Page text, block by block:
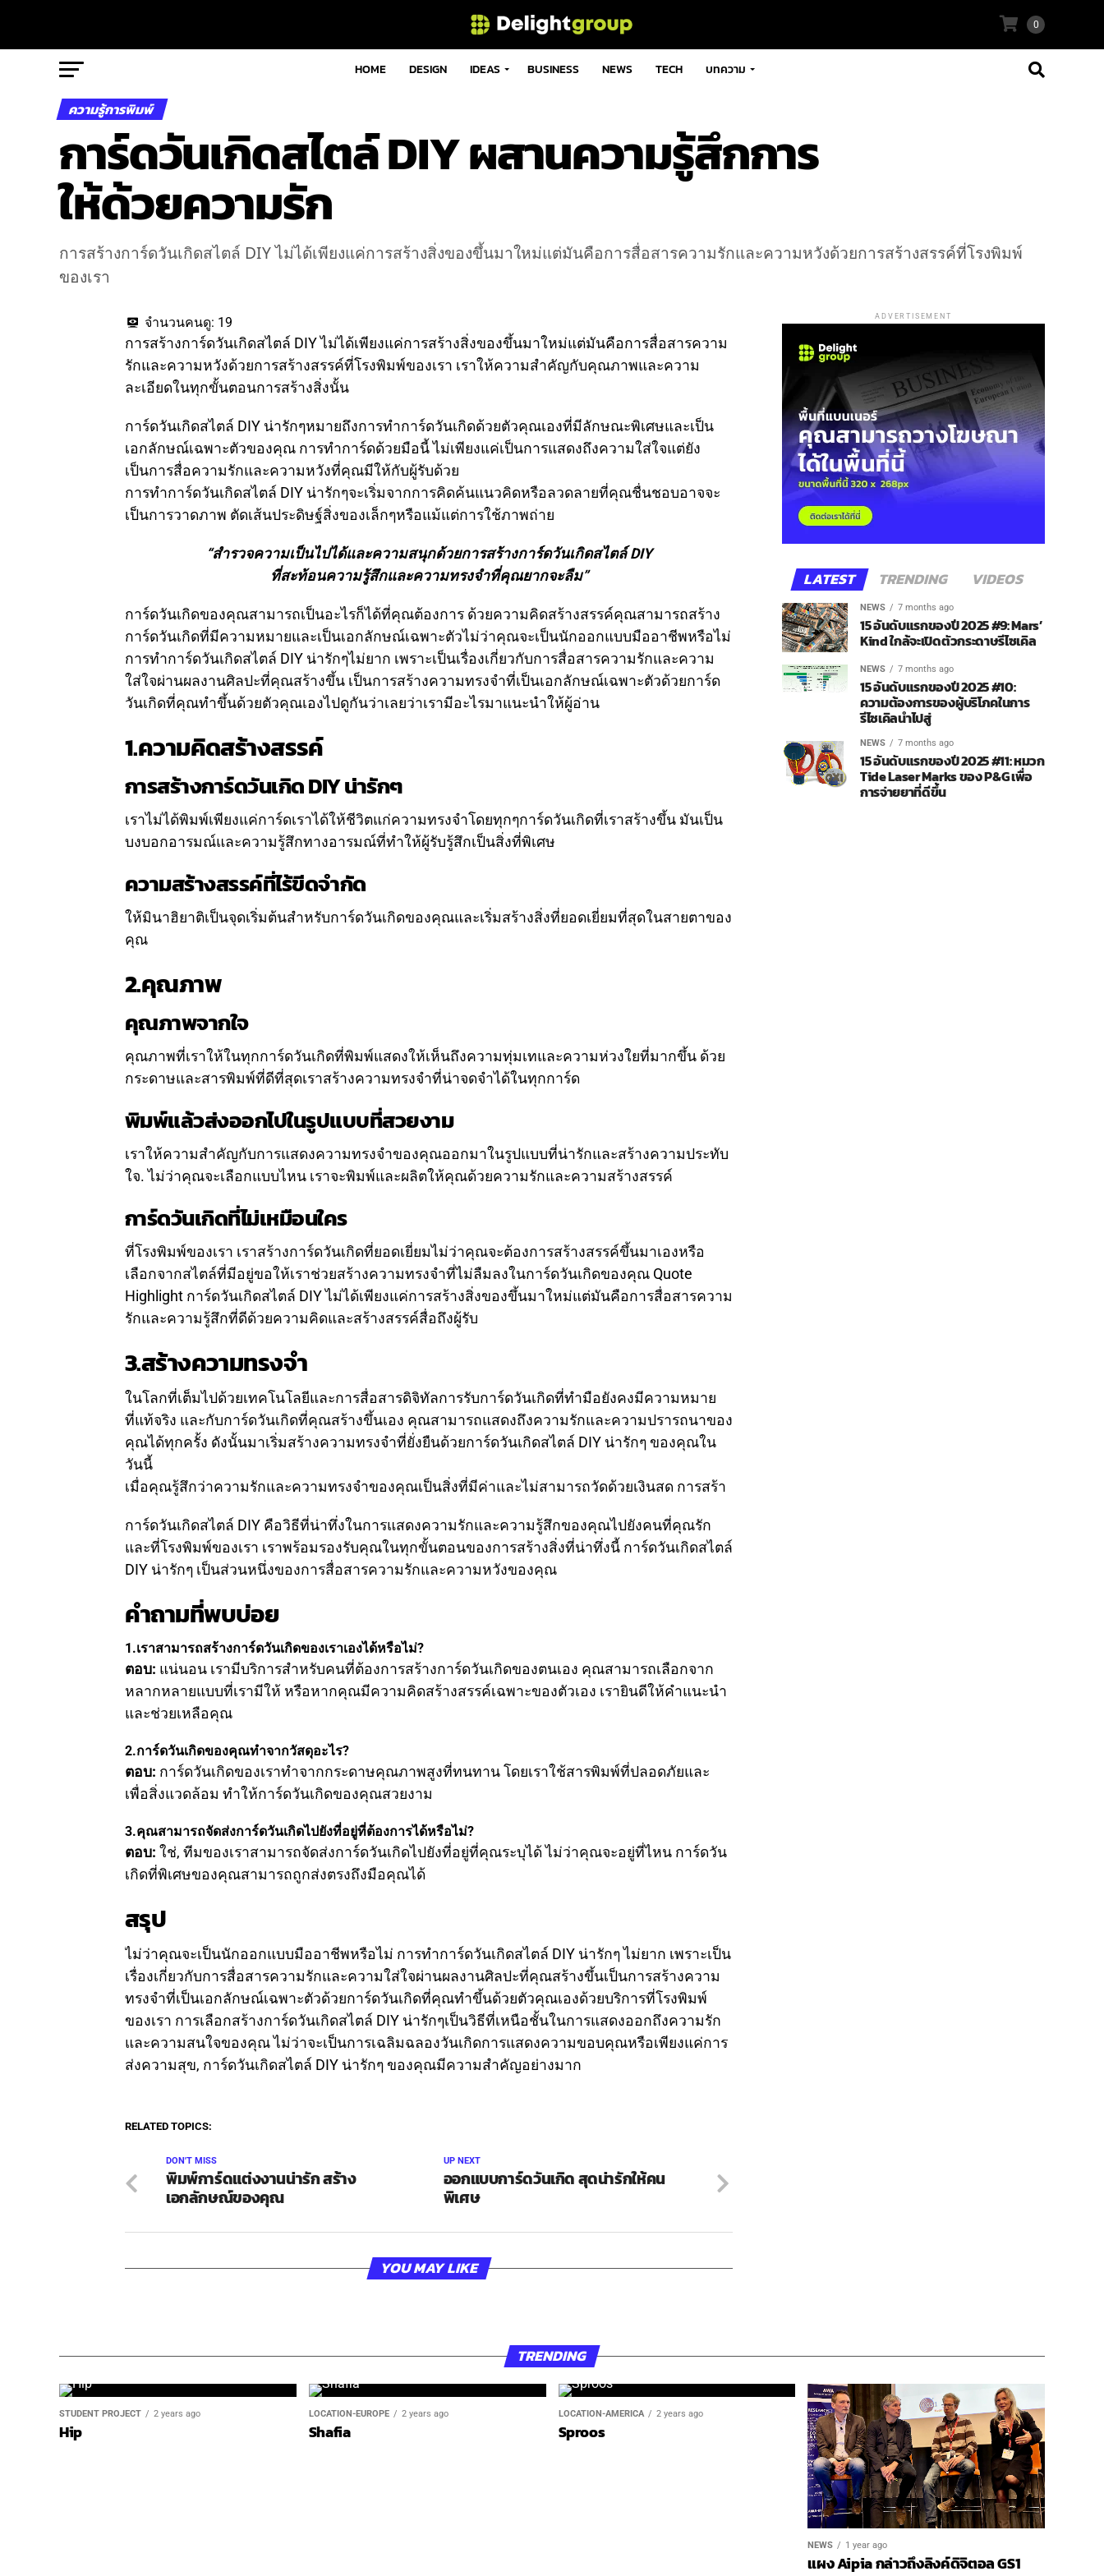
0
HOME DESIGN IDEAS BUSINESS NEWS TECH บทความ
ความรู้การพิมพ์
การ์ดวันเกิดสไตล์ DIY ผสานความรู้สึกการ
ให้ด้วยความรัก
การสร้างการ์ดวันเกิดสไตล์ DIY ไม่ได้เพียงแค่การสร้างสิ่งของขึ้นมาใหม่แต่มันคือการสื่อสารความรักและความหวังด้วยการสร้างสรรค์ที่โรงพิมพ์
ของเรา
จำนวนคนดู: 19
การสร้างการ์ดวันเกิดสไตล์ DIY ไม่ได้เพียงแค่การสร้างสิ่งของขึ้นมาใหม่แต่มันคือการสื่อสารความ
รักและความหวังด้วยการสร้างสรรค์ที่โรงพิมพ์ของเรา เราให้ความสำคัญกับคุณภาพและความ
ละเอียดในทุกขั้นตอนการสร้างสิ่งนั้น
การ์ดวันเกิดสไตล์ DIY น่ารักๆหมายถึงการทำการ์ดวันเกิดด้วยตัวคุณเองที่มีลักษณะพิเศษและเป็น
เอกลักษณ์เฉพาะตัวของคุณ การทำการ์ดด้วยมือนี้ ไม่เพียงแค่เป็นการแสดงถึงความใส่ใจแต่ยัง
เป็นการสื่อความรักและความหวังที่คุณมีให้กับผู้รับด้วย
การทำการ์ดวันเกิดสไตล์ DIY น่ารักๆจะเริ่มจากการคิดค้นแนวคิดหรือลวดลายที่คุณชื่นชอบอาจจะ
เป็นการวาดภาพ ตัดเส้นประดิษฐ์สิ่งของเล็กๆหรือแม้แต่การใช้ภาพถ่าย
“สำรวจความเป็นไปได้และความสนุกด้วยการสร้างการ์ดวันเกิดสไตล์ DIY
ที่สะท้อนความรู้สึกและความทรงจำที่คุณยากจะลืม”
การ์ดวันเกิดของคุณสามารถเป็นอะไรก็ได้ที่คุณต้องการ ด้วยความคิดสร้างสรรค์คุณสามารถสร้าง
การ์ดวันเกิดที่มีความหมายและเป็นเอกลักษณ์เฉพาะตัวไม่ว่าคุณจะเป็นนักออกแบบมืออาชีพหรือไม่
การทำการ์ดวันเกิดสไตล์ DIY น่ารักๆไม่ยาก เพราะเป็นเรื่องเกี่ยวกับการสื่อสารความรักและความ
ใส่ใจผ่านผลงานศิลปะที่คุณสร้างขึ้น เป็นการสร้างความทรงจำที่เป็นเอกลักษณ์เฉพาะตัวด้วยการ์ด
วันเกิดที่คุณทำขึ้นด้วยตัวคุณเองไปดูกันว่าเลยว่าเรามีอะไรมาแนะนำให้ผู้อ่าน
1.ความคิดสร้างสรรค์
การสร้างการ์ดวันเกิด DIY น่ารักๆ
เราไม่ได้พิมพ์เพียงแค่การ์ดเราได้ให้ชีวิตแก่ความทรงจำโดยทุกๆการ์ดวันเกิดที่เราสร้างขึ้น มันเป็น
บงบอกอารมณ์และความรู้สึกทางอารมณ์ที่ทำให้ผู้รับรู้สึกเป็นสิ่งที่พิเศษ
ความสร้างสรรค์ที่ไร้ขีดจำกัด
ให้มินาฮิยาติเป็นจุดเริ่มต้นสำหรับการ์ดวันเกิดของคุณและเริ่มสร้างสิ่งที่ยอดเยี่ยมที่สุดในสายตาของ
คุณ
2.คุณภาพ
คุณภาพจากใจ
คุณภาพที่เราให้ในทุกการ์ดวันเกิดที่พิมพ์แสดงให้เห็นถึงความทุ่มเทและความห่วงใยที่มากขึ้น ด้วย
กระดาษและสารพิมพ์ที่ดีที่สุดเราสร้างความทรงจำที่น่าจดจำได้ในทุกการ์ด
พิมพ์แล้วส่งออกไปในรูปแบบที่สวยงาม
เราให้ความสำคัญกับการแสดงความทรงจำของคุณออกมาในรูปแบบที่น่ารักและสร้างความประทับ
ใจ. ไม่ว่าคุณจะเลือกแบบไหน เราจะพิมพ์และผลิตให้คุณด้วยความรักและความสร้างสรรค์
การ์ดวันเกิดที่ไม่เหมือนใคร
ที่โรงพิมพ์ของเรา เราสร้างการ์ดวันเกิดที่ยอดเยี่ยมไม่ว่าคุณจะต้องการสร้างสรรค์ขึ้นมาเองหรือ
เลือกจากสไตล์ที่มีอยู่ขอให้เราช่วยสร้างความทรงจำที่ไม่ลืมลงในการ์ดวันเกิดของคุณ Quote
Highlight การ์ดวันเกิดสไตล์ DIY ไม่ได้เพียงแค่การสร้างสิ่งของขึ้นมาใหม่แต่มันคือการสื่อสารความ
รักและความรู้สึกที่ดีด้วยความคิดและสร้างสรรค์สื่อถึงผู้รับ
3.สร้างความทรงจำ
ในโลกที่เต็มไปด้วยเทคโนโลยีและการสื่อสารดิจิทัลการรับการ์ดวันเกิดที่ทำมือยังคงมีความหมาย
ที่แท้จริง และกับการ์ดวันเกิดที่คุณสร้างขึ้นเอง คุณสามารถแสดงถึงความรักและความปรารถนาของ
คุณได้ทุกครั้ง ดังนั้นมาเริ่มสร้างความทรงจำที่ยั่งยืนด้วยการ์ดวันเกิดสไตล์ DIY น่ารักๆ ของคุณใน
วันนี้
เมื่อคุณรู้สึกว่าความรักและความทรงจำของคุณเป็นสิ่งที่มีค่าและไม่สามารถวัดด้วยเงินสด การสร้า
การ์ดวันเกิดสไตล์ DIY คือวิธีที่น่าทึ่งในการแสดงความรักและความรู้สึกของคุณไปยังคนที่คุณรัก
และที่โรงพิมพ์ของเรา เราพร้อมรองรับคุณในทุกขั้นตอนของการสร้างสิ่งที่น่าทึ่งนี้ การ์ดวันเกิดสไตล์
DIY น่ารักๆ เป็นส่วนหนึ่งของการสื่อสารความรักและความหวังของคุณ
คำถามที่พบบ่อย
1.เราสามารถสร้างการ์ดวันเกิดของเราเองได้หรือไม่?
ตอบ: แน่นอน เรามีบริการสำหรับคนที่ต้องการสร้างการ์ดวันเกิดของตนเอง คุณสามารถเลือกจาก
หลากหลายแบบที่เรามีให้ หรือหากคุณมีความคิดสร้างสรรค์เฉพาะของตัวเอง เรายินดีให้คำแนะนำ
และช่วยเหลือคุณ
2.การ์ดวันเกิดของคุณทำจากวัสดุอะไร?
ตอบ: การ์ดวันเกิดของเราทำจากกระดาษคุณภาพสูงที่ทนทาน โดยเราใช้สารพิมพ์ที่ปลอดภัยและ
เพื่อสิ่งแวดล้อม ทำให้การ์ดวันเกิดของคุณสวยงาม
3.คุณสามารถจัดส่งการ์ดวันเกิดไปยังที่อยู่ที่ต้องการได้หรือไม่?
ตอบ: ใช่, ทีมของเราสามารถจัดส่งการ์ดวันเกิดไปยังที่อยู่ที่คุณระบุได้ ไม่ว่าคุณจะอยู่ที่ไหน การ์ดวัน
เกิดที่พิเศษของคุณสามารถถูกส่งตรงถึงมือคุณได้
สรุป
ไม่ว่าคุณจะเป็นนักออกแบบมืออาชีพหรือไม่ การทำการ์ดวันเกิดสไตล์ DIY น่ารักๆ ไม่ยาก เพราะเป็น
เรื่องเกี่ยวกับการสื่อสารความรักและความใส่ใจผ่านผลงานศิลปะที่คุณสร้างขึ้นเป็นการสร้างความ
ทรงจำที่เป็นเอกลักษณ์เฉพาะตัวด้วยการ์ดวันเกิดที่คุณทำขึ้นด้วยตัวคุณเองด้วยบริการที่โรงพิมพ์
ของเรา การเลือกสร้างการ์ดวันเกิดสไตล์ DIY น่ารักๆเป็นวิธีที่เหนือชั้นในการแสดงออกถึงความรัก
และความสนใจของคุณ ไม่ว่าจะเป็นการเฉลิมฉลองวันเกิดการแสดงความขอบคุณหรือเพียงแค่การ
ส่งความสุข, การ์ดวันเกิดสไตล์ DIY น่ารักๆ ของคุณมีความสำคัญอย่างมาก
RELATED TOPICS:
UP NEXT
ออกแบบการ์ดวันเกิด สุดน่ารักให้คน
พิเศษ
DON'T MISS
พิมพ์การ์ดแต่งงานน่ารัก สร้าง
เอกลักษณ์ของคุณ
YOU MAY LIKE
ADVERTISEMENT
LATEST TRENDING VIDEOS
NEWS 7 months ago
15 อันดับแรกของปี 2025 #9: Mars’
Kind ใกล้จะเปิดตัวกระดาษรีไซเคิล
NEWS 7 months ago
15 อันดับแรกของปี 2025 #10:
ความต้องการของผู้บริโภคในการ
รีไซเคิลนำไปสู่
NEWS 7 months ago
15 อันดับแรกของปี 2025 #11: หมวก
Tide Laser Marks ของ P&G เพื่อ
การจ่ายยาที่ดีขึ้น
TRENDING
STUDENT PROJECT 2 years ago
Hip
LOCATION-EUROPE 2 years ago
Shafia
LOCATION-AMERICA 2 years ago
Sproos
NEWS 1 year ago
แผง Aipia กล่าวถึงลิงค์ดิจิตอล GS1